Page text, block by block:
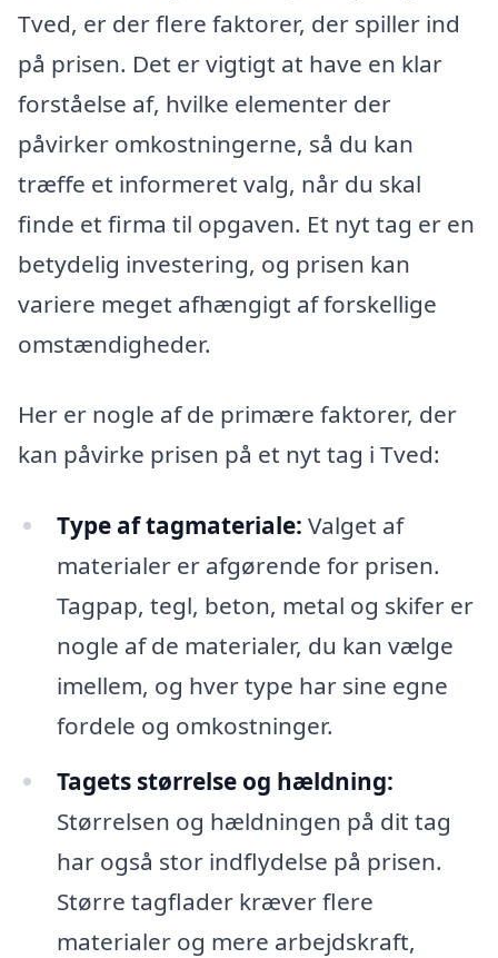
Tved, er der flere faktorer, der spiller ind
på prisen. Det er vigtigt at have en klar
forståelse af, hvilke elementer der
påvirker omkostningerne, så du kan
træffe et informeret valg, når du skal
finde et firma til opgaven. Et nyt tag er en
betydelig investering, og prisen kan
variere meget afhængigt af forskellige
omstændigheder.
Her er nogle af de primære faktorer, der
kan påvirke prisen på et nyt tag i Tved:
Type af tagmateriale: Valget af
materialer er afgørende for prisen.
Tagpap, tegl, beton, metal og skifer er
nogle af de materialer, du kan vælge
imellem, og hver type har sine egne
fordele og omkostninger.
Tagets størrelse og hældning:
Størrelsen og hældningen på dit tag
har også stor indflydelse på prisen.
Større tagflader kræver flere
materialer og mere arbejdskraft,